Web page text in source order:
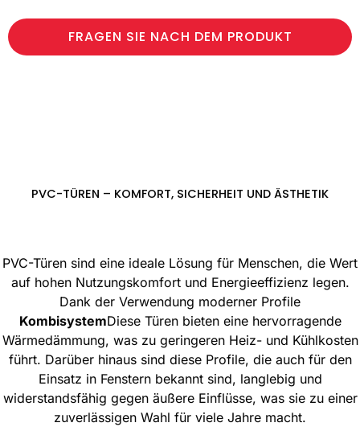
FRAGEN SIE NACH DEM PRODUKT
PVC-TÜREN – KOMFORT, SICHERHEIT UND ÄSTHETIK
PVC-Türen sind eine ideale Lösung für Menschen, die Wert
auf hohen Nutzungskomfort und Energieeffizienz legen.
Dank der Verwendung moderner Profile
KombisystemDiese Türen bieten eine hervorragende
Wärmedämmung, was zu geringeren Heiz- und Kühlkosten
führt. Darüber hinaus sind diese Profile, die auch für den
Einsatz in Fenstern bekannt sind, langlebig und
widerstandsfähig gegen äußere Einflüsse, was sie zu einer
zuverlässigen Wahl für viele Jahre macht.